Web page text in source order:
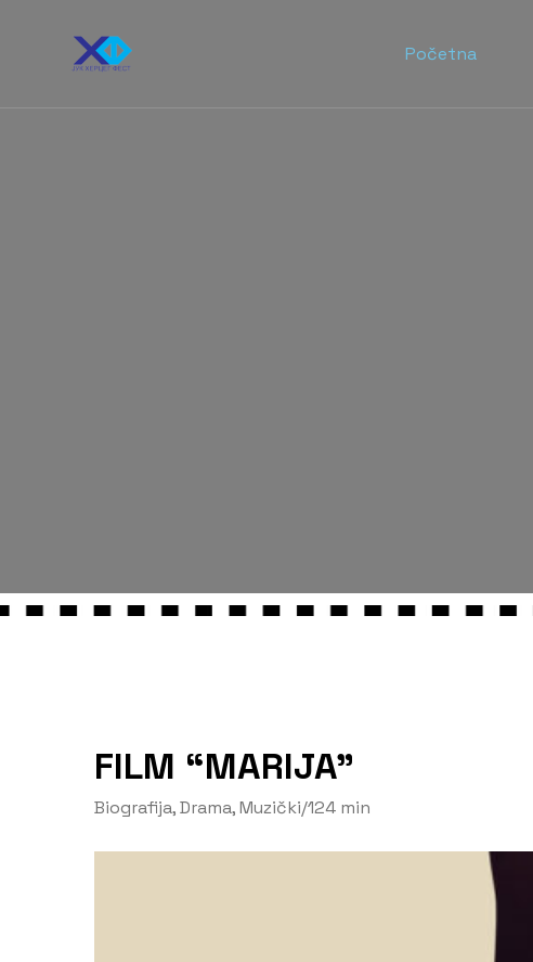
Početna
FILM “MARIJA”
Biografija,Drama,Muzički/124 min